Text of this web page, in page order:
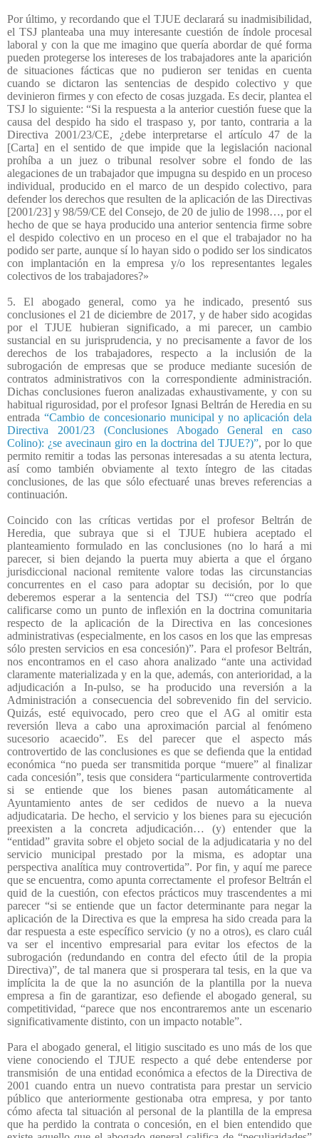
Por último, y recordando que el TJUE declarará su inadmisibilidad,
el TSJ planteaba una muy interesante cuestión de índole procesal
laboral y con la que me imagino que quería abordar de qué forma
pueden protegerse los intereses de los trabajadores ante la aparición
de situaciones fácticas que no pudieron ser tenidas en cuenta
cuando se dictaron las sentencias de despido colectivo y que
devinieron firmes y con efecto de cosas juzgada. Es decir, plantea el
TSJ lo siguiente: “Si la respuesta a la anterior cuestión fuese que la
causa del despido ha sido el traspaso y, por tanto, contraria a la
Directiva 2001/23/CE, ¿debe interpretarse el artículo 47 de la
[Carta] en el sentido de que impide que la legislación nacional
prohíba a un juez o tribunal resolver sobre el fondo de las
alegaciones de un trabajador que impugna su despido en un proceso
individual, producido en el marco de un despido colectivo, para
defender los derechos que resulten de la aplicación de las Directivas
[2001/23] y 98/59/CE del Consejo, de 20 de julio de 1998…, por el
hecho de que se haya producido una anterior sentencia firme sobre
el despido colectivo en un proceso en el que el trabajador no ha
podido ser parte, aunque sí lo hayan sido o podido ser los sindicatos
con implantación en la empresa y/o los representantes legales
colectivos de los trabajadores?»
5. El abogado general, como ya he indicado, presentó sus
conclusiones el 21 de diciembre de 2017, y de haber sido acogidas
por el TJUE hubieran significado, a mi parecer, un cambio
sustancial en su jurisprudencia, y no precisamente a favor de los
derechos de los trabajadores, respecto a la inclusión de la
subrogación de empresas que se produce mediante sucesión de
contratos administrativos con la correspondiente administración.
Dichas conclusiones fueron analizadas exhaustivamente, y con su
habitual rigurosidad, por el profesor Ignasi Beltrán de Heredia en su
entrada “Cambio de concesionario municipal y no aplicación dela
Directiva 2001/23 (Conclusiones Abogado General en caso
Colino): ¿se avecinaun giro en la doctrina del TJUE?)”, por lo que
permito remitir a todas las personas interesadas a su atenta lectura,
así como también obviamente al texto íntegro de las citadas
conclusiones, de las que sólo efectuaré unas breves referencias a
continuación.
Coincido con las críticas vertidas por el profesor Beltrán de
Heredia, que subraya que si el TJUE hubiera aceptado el
planteamiento formulado en las conclusiones (no lo hará a mi
parecer, si bien dejando la puerta muy abierta a que el órgano
jurisdiccional nacional remitente valore todas las circunstancias
concurrentes en el caso para adoptar su decisión, por lo que
deberemos esperar a la sentencia del TSJ) ““creo que podría
calificarse como un punto de inflexión en la doctrina comunitaria
respecto de la aplicación de la Directiva en las concesiones
administrativas (especialmente, en los casos en los que las empresas
sólo presten servicios en esa concesión)”. Para el profesor Beltrán,
nos encontramos en el caso ahora analizado “ante una actividad
claramente materializada y en la que, además, con anterioridad, a la
adjudicación a In-pulso, se ha producido una reversión a la
Administración a consecuencia del sobrevenido fin del servicio.
Quizás, esté equivocado, pero creo que el AG al omitir esta
reversión lleva a cabo una aproximación parcial al fenómeno
sucesorio acaecido”. Es del parecer que el aspecto más
controvertido de las conclusiones es que se defienda que la entidad
económica “no pueda ser transmitida porque “muere” al finalizar
cada concesión”, tesis que considera “particularmente controvertida
si se entiende que los bienes pasan automáticamente al
Ayuntamiento antes de ser cedidos de nuevo a la nueva
adjudicataria. De hecho, el servicio y los bienes para su ejecución
preexisten a la concreta adjudicación… (y) entender que la
“entidad” gravita sobre el objeto social de la adjudicataria y no del
servicio municipal prestado por la misma, es adoptar una
perspectiva analítica muy controvertida”. Por fin, y aquí me parece
que se encuentra, como apunta correctamente el profesor Beltrán el
quid de la cuestión, con efectos prácticos muy trascendentes a mi
parecer “si se entiende que un factor determinante para negar la
aplicación de la Directiva es que la empresa ha sido creada para la
dar respuesta a este específico servicio (y no a otros), es claro cuál
va ser el incentivo empresarial para evitar los efectos de la
subrogación (redundando en contra del efecto útil de la propia
Directiva)”, de tal manera que si prosperara tal tesis, en la que va
implícita la de que la no asunción de la plantilla por la nueva
empresa a fin de garantizar, eso defiende el abogado general, su
competitividad, “parece que nos encontraremos ante un escenario
significativamente distinto, con un impacto notable”.
Para el abogado general, el litigio suscitado es uno más de los que
viene conociendo el TJUE respecto a qué debe entenderse por
transmisión
de una entidad económica a efectos de la Directiva de
2001 cuando entra un nuevo contratista para prestar un servicio
público que anteriormente gestionaba otra empresa, y por tanto
cómo afecta tal situación al personal de la plantilla de la empresa
que ha perdido la contrata o concesión, en el bien entendido que